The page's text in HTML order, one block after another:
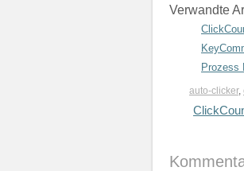
Verwandte
Prozess
auto-clicker,